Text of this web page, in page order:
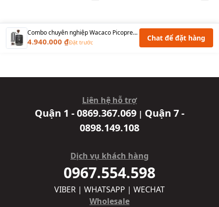
Combo chuyên nghiệp Wacaco Picopresso & Cối xay tay Guru Pro - Xám
4.940.000 ₫Đặt trước Chat để đặt hàng
Liên hệ hỗ trợ
Quận 1 - 0869.367.069 | Quận 7 -
0898.149.108
Dịch vụ khách hàng
0967.554.598
VIBER | WHATSAPP | WECHAT
Wholesale